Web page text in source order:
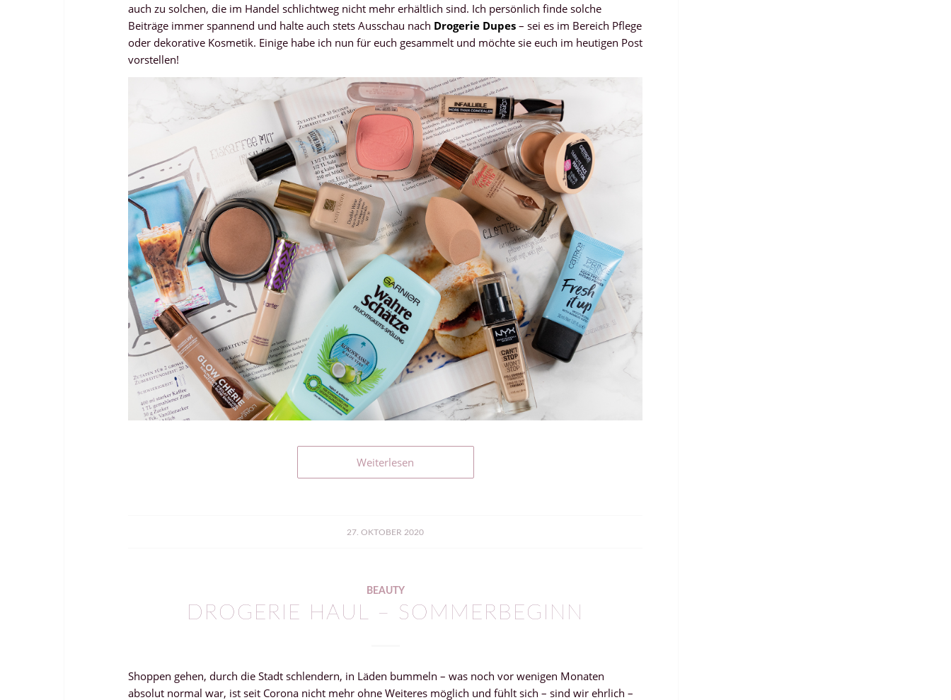
auch zu solchen, die im Handel schlichtweg nicht mehr erhältlich sind. Ich persönlich finde solche
Beiträge immer spannend und halte auch stets Ausschau nach Drogerie Dupes – sei es im Bereich Pflege
oder dekorative Kosmetik. Einige habe ich nun für euch gesammelt und möchte sie euch im heutigen Post
vorstellen!
Weiterlesen
27. OKTOBER 2020
BEAUTY
DROGERIE HAUL – SOMMERBEGINN
Shoppen gehen, durch die Stadt schlendern, in Läden bummeln – was noch vor wenigen Monaten
absolut normal war, ist seit Corona nicht mehr ohne Weiteres möglich und fühlt sich – sind wir ehrlich –